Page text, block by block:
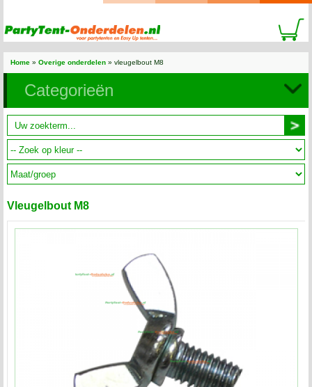
Home » Overige onderdelen » vleugelbout M8
Categorieën
Vleugelbout M8